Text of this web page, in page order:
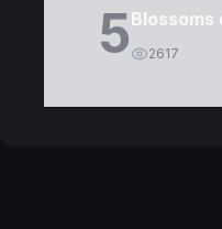
5Blossoms
2617